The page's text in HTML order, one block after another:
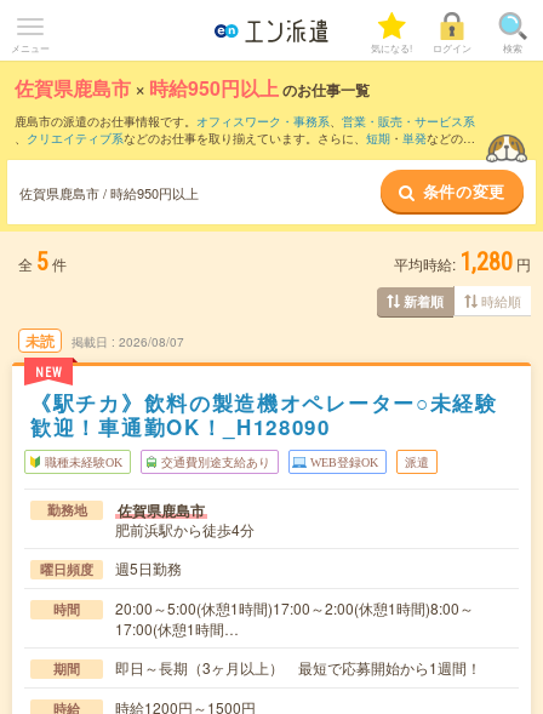
メニュー 気になる! ログイン 検索
佐賀県鹿島市 × 時給950円以上のお仕事一覧
鹿島市の派遣のお仕事情報です。 オフィスワーク・事務系、 営業・販売・サービス系
、 クリエイティブ系などのお仕事を取り揃えています。さらに、 短期 ・ 単発などの期
時給1050円以上 ・1800円以上の求人はこちら
当サイトでは法令を遵守し、最低賃金以上の求人のみを掲載しています。
佐賀県鹿島市 / 時給950円以上 条件の変更
全 5件 平均時給: 1,280 円
新着順 時給順
未読
NEW
掲載日 2026/08/07
《駅チカ》飲料の製造機オペレーター○未経験
歓迎！車通勤OK！_H128090
職種未経験OK 交通費別途支給あり WEB登録OK 派遣
勤務地 佐賀県鹿島市
肥前浜駅から徒歩4分
曜日頻度 週5日勤務
時間
20:00～5:00(休憩1時間)17:00～2:00(休憩1時間)8:00～
17:00(休憩1時間…
期間 即日～長期（3ヶ月以上） 最短で応募開始から1週間！
時給 時給1200円～1500円